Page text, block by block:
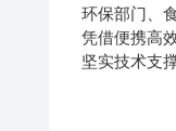
环保部门、
凭借便携高
坚实技术支